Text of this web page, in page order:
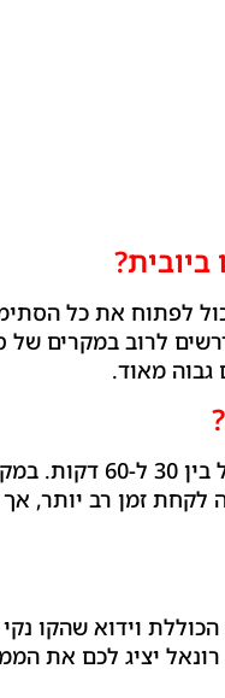
לפתוח את כל
לרוב במקרים של
מאוד.
פתיחת סתימה
לקחת זמן רב יותר,
וידוא שהקו
יציג לכם את